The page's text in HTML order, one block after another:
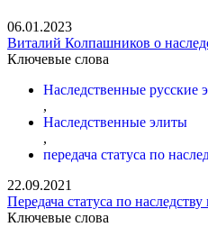
06.01.2023
Виталий Колпашников о
Ключевые слова
Наследственные русские
,
Наследственные элиты
,
передача статуса по
22.09.2021
Передача статуса по
Ключевые слова